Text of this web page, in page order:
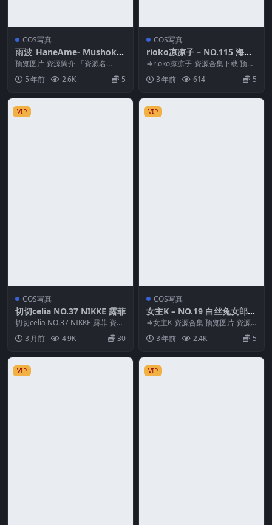
COS写真
雨波_HaneAme- Mushoku
Tensei_Ghislaine_無職轉生_
基列奴[30P-71MB]
预览图片 资源简介 「资源名
称」：雨波_HaneAme- Mushoku
Ten...5 年前 2.6K 5
COS写真
rioko凉凉子 – NO.115 海伦
礼服[48P14V-1.31GB]
⇒rioko凉凉子-资源合集下载 预览
图片 资源简介 「资源名称」：rio
ko凉...3 年前 614 5
VIP
COS写真
切切celia NO.37 NIKKE 露菲
切切celia NO.37 NIKKE 露菲 资源
简介 「资源名称」：切切cel...
3 月前 4.9K 30
VIP
COS写真
女主K – NO.19 白丝兔女郎
[102P-296MB]
⇒女主K-资源合集 预览图片 资源
简介 「资源名称」：女主K – NO.1
9 白...3 年前 2.4K 5
VIP VIP